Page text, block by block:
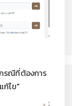
รณีที่ต้องการ
ก้ไข"